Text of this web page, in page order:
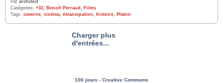
Par architect
Catégories: +33, Benoît Perraud , Films
Tags: caverne, cinéma, émancipation, histoire, Platon
Charger plus
d'entrées...
100 jours - Creative Commons